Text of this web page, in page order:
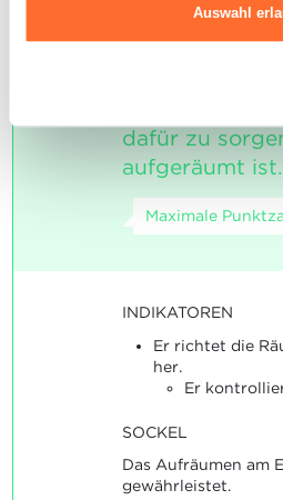
Auswahl
dafür zu
aufgeräumt ist.
Maximale
INDIKATOREN
Er richtet die
her.
Er
SOCKEL
Das Aufräumen am
gewährleistet.